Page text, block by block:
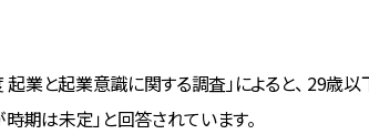
業と起業意識に関する調査」によると、 29歳
期は未定」と回答されています。